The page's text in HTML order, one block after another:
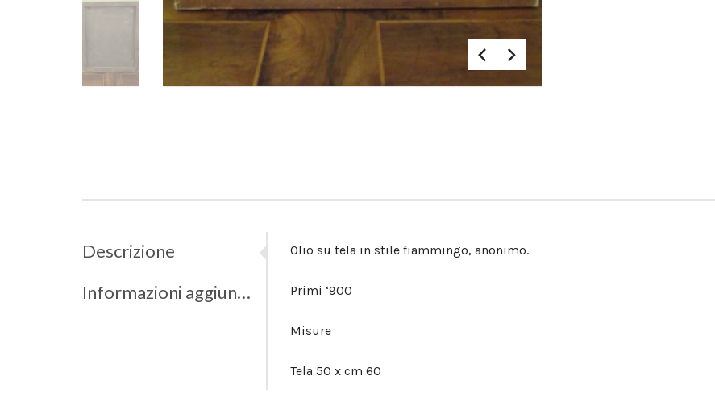
Descrizione
Informazioni aggiuntive
Olio su tela in stile fiammingo, anonimo.
Primi ‘900
Misure
Tela 50 x cm 60